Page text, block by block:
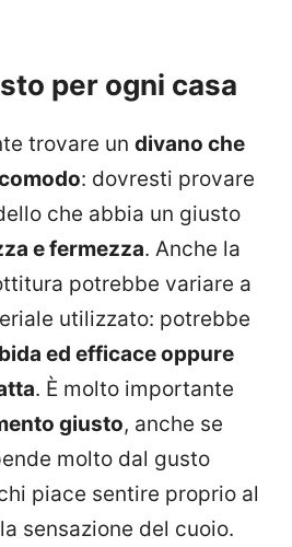
per ogni casa
trovare un divano che
: dovresti provare
che abbia un giusto
e fermezza. Anche la
potrebbe variare a
utilizzato: potrebbe
ed efficace oppure
. È molto importante
giusto, anche se
molto dal gusto
piace sentire proprio al
sensazione del cuoio.